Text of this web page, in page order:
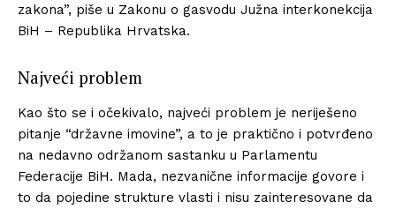
zakona”, piše u Zakonu o gasvodu Južna interkonekcija
BiH – Republika Hrvatska.
Najveći problem
Kao što se i očekivalo, najveći problem je neriješeno
pitanje “državne imovine”, a to je praktično i potvrđeno
na nedavno održanom sastanku u Parlamentu
Federacije BiH. Mada, nezvanične informacije govore i
to da pojedine strukture vlasti i nisu zainteresovane da